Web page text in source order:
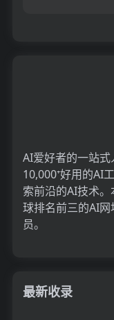
AI爱好者的一站
10,000⁺好用的AI
索前沿的AI技术
球排名前三的AI
员。
最新收录